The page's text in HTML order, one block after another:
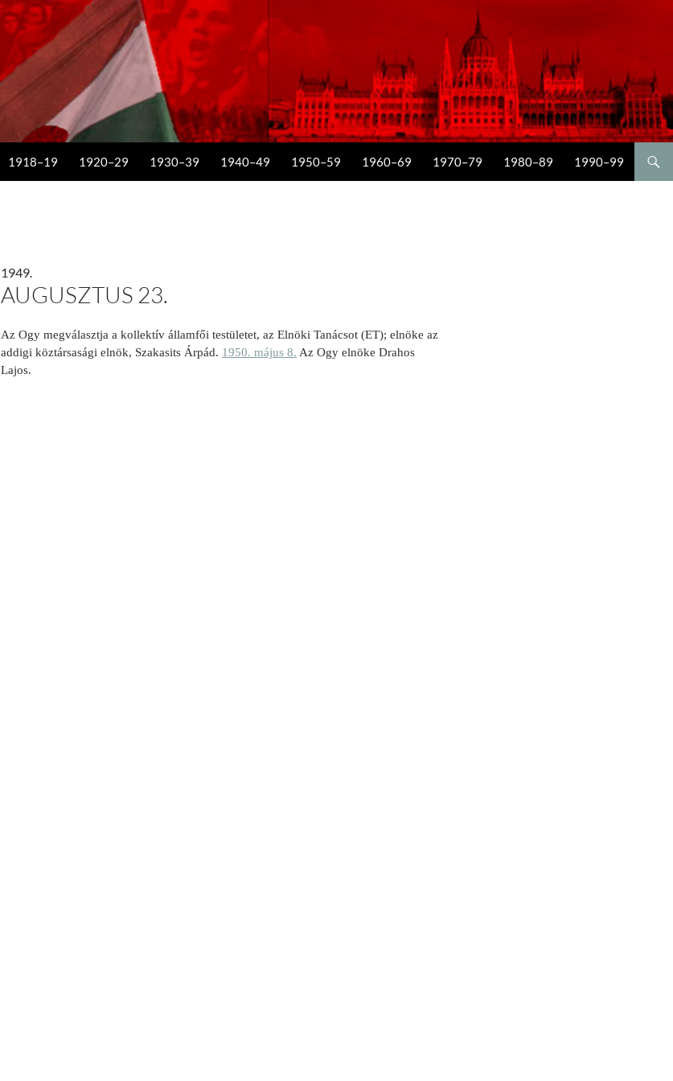
1918–19 1920–29 1930–39 1940–49 1950–59 1960–69 1970–79 1980–89 1990–99
1949.
AUGUSZTUS 23.
Az Ogy megválasztja a kollektív államfői testületet, az Elnöki Tanácsot (ET); elnöke az
addigi köztársasági elnök, Szakasits Árpád. 1950. május 8. Az Ogy elnöke Drahos
Lajos.